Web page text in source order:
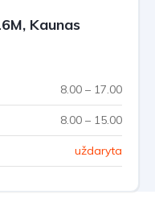
Kaunas
8.00 – 17.00
8.00 – 15.00
uždaryta